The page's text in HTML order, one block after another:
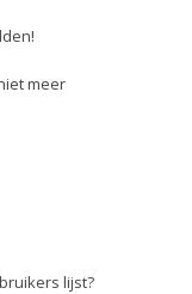
meer
lijst?